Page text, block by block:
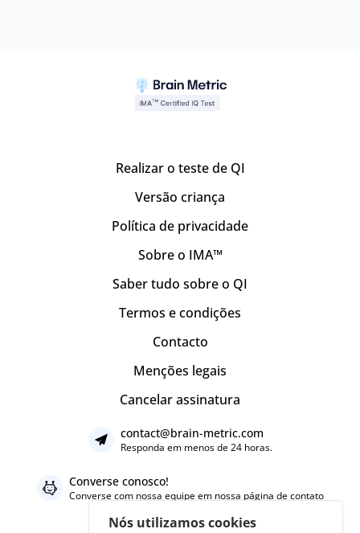
Realizar o teste de QI
Versão criança
Política de privacidade
Sobre o IMA™
Saber tudo sobre o QI
Termos e condições
Contacto
Menções legais
Cancelar assinatura
contact@brain-metric.com
Responda em menos de 24 horas.
Converse conosco!
Converse com nossa equipe em nossa página de contato
Nós utilizamos cookies